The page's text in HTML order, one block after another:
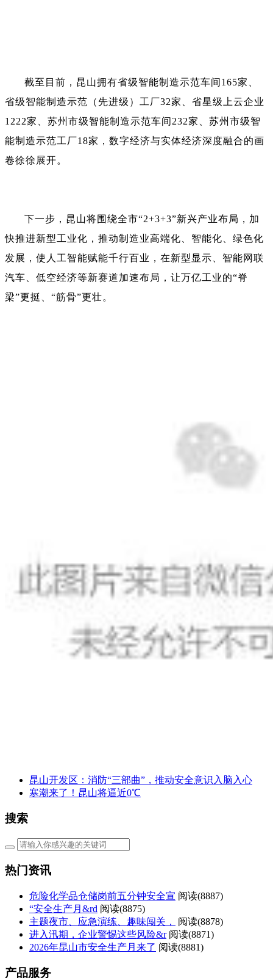
截至目前，昆山拥有省级智能制造示范车间165家、
省级智能制造示范（先进级）工厂32家、省星级上云企业
1222家、苏州市级智能制造示范车间232家、苏州市级智
能制造示范工厂18家，数字经济与实体经济深度融合的画
卷徐徐展开。
下一步，昆山将围绕全市“2+3+3”新兴产业布局，加
快推进新型工业化，推动制造业高端化、智能化、绿色化
发展，使人工智能赋能千行百业，在新型显示、智能网联
汽车、低空经济等新赛道加速布局，让万亿工业的“脊
梁”更挺、“筋骨”更壮。
昆山开发区：消防“三部曲”，推动安全意识入脑入心
寒潮来了！昆山将逼近0℃
搜索
热门资讯
危险化学品仓储岗前五分钟安全宣 阅读(8887)
“安全生产月&rd 阅读(8875)
主题夜市、应急演练、趣味闯关，
阅读(8878)
进入汛期，企业警惕这些风险&r 阅读(8871)
2026年昆山市安全生产月来了 阅读(8881)
产品服务